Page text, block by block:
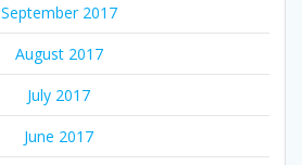
September 2017
August 2017
July 2017
June 2017